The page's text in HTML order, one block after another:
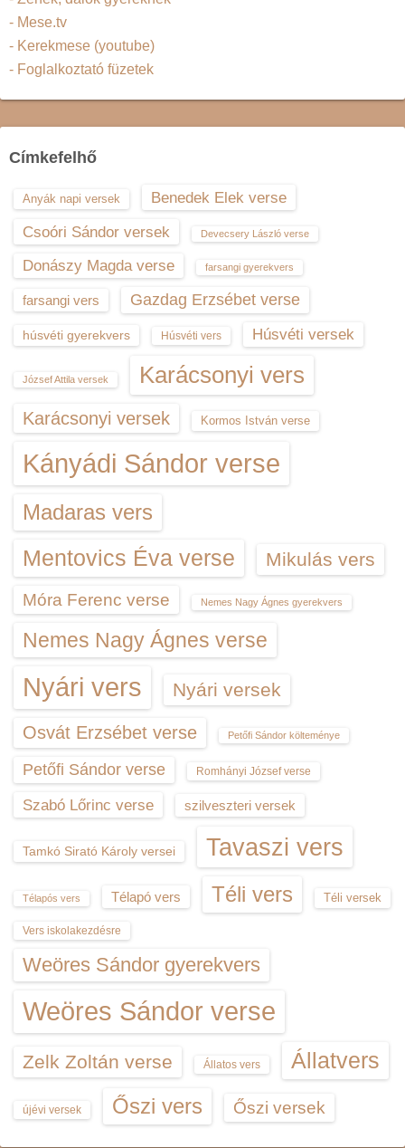
- Mese.tv
- Kerekmese (youtube)
- Foglalkoztató füzetek
Címkefelhő
Anyák napi versek
Benedek Elek verse
Csoóri Sándor versek
Devecsery László verse
Donászy Magda verse farsangi gyerekvers
farsangi vers Gazdag Erzsébet verse
húsvéti gyerekvers Húsvéti vers Húsvéti versek
József Attila versek Karácsonyi vers
Karácsonyi versek Kormos István verse
Kányádi Sándor verse
Madaras vers
Mentovics Éva verse Mikulás vers
Móra Ferenc verse Nemes Nagy Ágnes gyerekvers
Nemes Nagy Ágnes verse
Nyári vers Nyári versek
Osvát Erzsébet verse Petőfi Sándor költeménye
Petőfi Sándor verse Romhányi József verse
Szabó Lőrinc verse szilveszteri versek
Tamkó Sirató Károly versei Tavaszi vers
Télapós vers Télapó vers Téli vers Téli versek
Vers iskolakezdésre
Weöres Sándor gyerekvers
Weöres Sándor verse
Zelk Zoltán verse Állatos vers Állatvers
újévi versek Őszi vers Őszi versek